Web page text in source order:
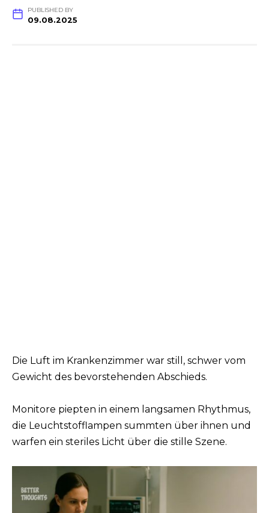
PUBLISHED BY
09.08.2025
Die Luft im Krankenzimmer war still, schwer vom
Gewicht des bevorstehenden Abschieds.
Monitore piepten in einem langsamen Rhythmus,
die Leuchtstofflampen summten über ihnen und
warfen ein steriles Licht über die stille Szene.